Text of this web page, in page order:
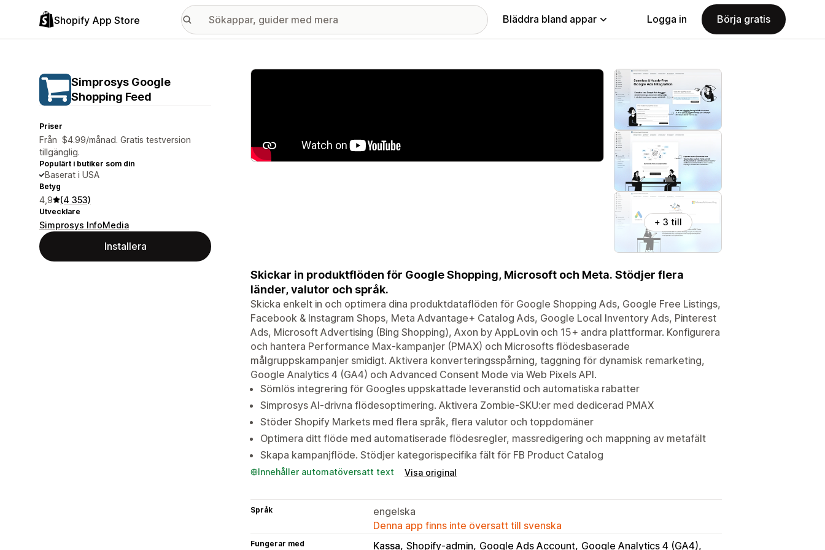
Shopify App Store Bläddra bland appar Logga in Börja gratis
Simprosys Google
Shopping Feed
Priser
Från $4.99/månad. Gratis testversion
tillgänglig.
Populärt i butiker som din
Baserat i USA
Betyg
4,9 (4 353)
Utvecklare
Simprosys InfoMedia
Installera
Galleri med utvalda bilder
+ 3 till
Skickar in produktflöden för Google Shopping, Microsoft och Meta. Stödjer flera
länder, valutor och språk.
Skicka enkelt in och optimera dina produktdataflöden för Google Shopping Ads, Google Free Listings,
Facebook & Instagram Shops, Meta Advantage+ Catalog Ads, Google Local Inventory Ads, Pinterest
Ads, Microsoft Advertising (Bing Shopping), Axon by AppLovin och 15+ andra plattformar. Konfigurera
och hantera Performance Max-kampanjer (PMAX) och Microsofts flödesbaserade
målgruppskampanjer smidigt. Aktivera konverteringsspårning, taggning för dynamisk remarketing,
Google Analytics 4 (GA4) och Advanced Consent Mode via Web Pixels API.
Sömlös integrering för Googles uppskattade leveranstid och automatiska rabatter
Simprosys AI-drivna flödesoptimering. Aktivera Zombie-SKU:er med dedicerad PMAX
Stöder Shopify Markets med flera språk, flera valutor och toppdomäner
Optimera ditt flöde med automatiserade flödesregler, massredigering och mappning av metafält
Skapa kampanjflöde. Stödjer kategorispecifika fält för FB Product Catalog
Innehåller automatöversatt text Visa original
Språk
engelska
Denna app finns inte översatt till svenska
Fungerar med Kassa Shopify-admin Google Ads Account Google Analytics 4 (GA4)